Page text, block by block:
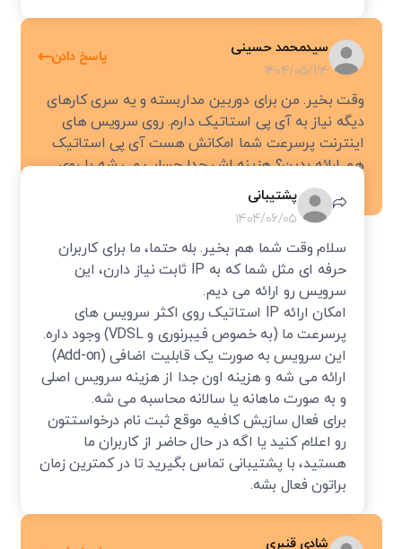
فیبر نوری
اینترنت فیبر نوری یک اتصال پهن‌باند است که با استفاده از
کابل‌های فیبر نوری، داده‌ها را با سرعتی نزدیک به سرعت نور منتقل
می‌کند. این فناوری بالاترین سرعت و پایداری را در بین تمام
سرویس‌ها ارائه می‌دهد.
مزیت کلیدی:فیبر نوری تحت تاثیر شرایط آب و هوایی قرار
بهترین گزینه برای گیمینگ و استریم حرفه‌ای تبدیل می‌کند.
با این حال، این تکنولوژی جدید است و هنوز در تمام مناطق کشور
در دسترس نیست و هزینه راه‌اندازی اولیه آن نیز بالاتر از سایر
سرویس‌ها است.
اینترنت همراه
محبوب‌ترین نوع اینترنت که با استفاده از شبکه تلفن همراه در
همه جا در دسترس است. این فناوری نسل‌های مختلفی داشته که
هر کدام سرعت و قابلیت‌های متفاوتی را ارائه داده‌اند:
نسل اول و دوم (1G/2G):
نسل اول فقط برای تماس صوتی بود.
سیدمحمد حسینی
1404/05/24
پاسخ دادن
وقت بخیر. من برای دوربین مداربسته و یه سری کارهای
دیگه نیاز به آی پی استاتیک دارم. روی سرویس های
اینترنت پرسرعت شما امکانش هست آی پی استاتیک
هم ارائه بدین؟ هزینه اش جدا حساب می شه یا روی
بعضی پلن ها هست؟
پشتیبانی
1404/06/05
سلام وقت شما هم بخیر. بله حتما، ما برای کاربران
حرفه ای مثل شما که به IP ثابت نیاز دارن، این
سرویس رو ارائه می دیم.
امکان ارائه IP استاتیک روی اکثر سرویس های
پرسرعت ما (به خصوص فیبرنوری و VDSL) وجود داره.
این سرویس به صورت یک قابلیت اضافی (Add-on)
ارائه می شه و هزینه اون جدا از هزینه سرویس اصلی
و به صورت ماهانه یا سالانه محاسبه می شه.
برای فعال سازیش کافیه موقع ثبت نام درخواستتون
رو اعلام کنید یا اگه در حال حاضر از کاربران ما
هستید، با پشتیبانی تماس بگیرید تا در کمترین زمان
براتون فعال بشه.
شادی قنبری